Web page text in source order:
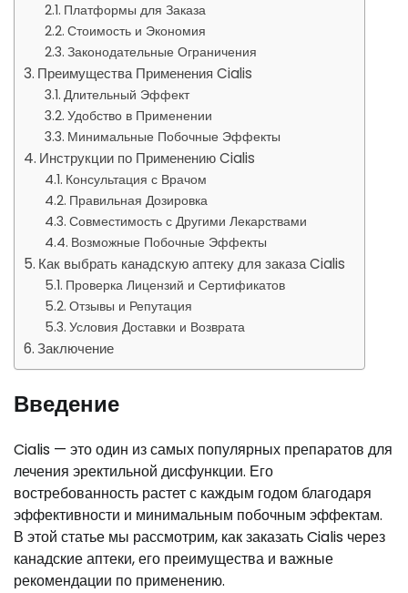
Платформы для Заказа
Стоимость и Экономия
Законодательные Ограничения
Преимущества Применения Cialis
Длительный Эффект
Удобство в Применении
Минимальные Побочные Эффекты
Инструкции по Применению Cialis
Консультация с Врачом
Правильная Дозировка
Совместимость с Другими Лекарствами
Возможные Побочные Эффекты
Как выбрать канадскую аптеку для заказа Cialis
Проверка Лицензий и Сертификатов
Отзывы и Репутация
Условия Доставки и Возврата
Заключение
Введение
Cialis — это один из самых популярных препаратов для
лечения эректильной дисфункции. Его
востребованность растет с каждым годом благодаря
эффективности и минимальным побочным эффектам.
В этой статье мы рассмотрим, как заказать Cialis через
канадские аптеки, его преимущества и важные
рекомендации по применению.